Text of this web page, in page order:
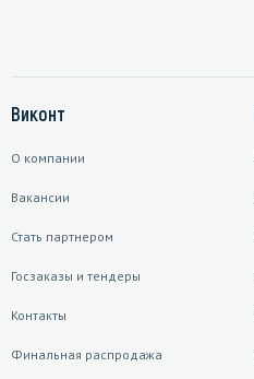
Виконт
О компании
Вакансии
Стать партнером
Госзаказы и тендеры
Контакты
Финальная распродажа